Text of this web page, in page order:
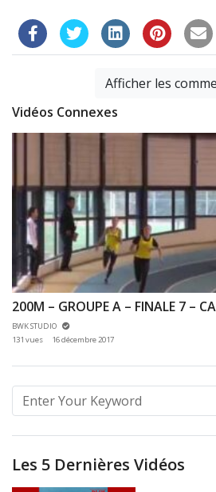
Afficher les
Vidéos Connexes
BWK STUDIO
131 vues
16 décembre 2017
Les 5 Dernières Vidéos